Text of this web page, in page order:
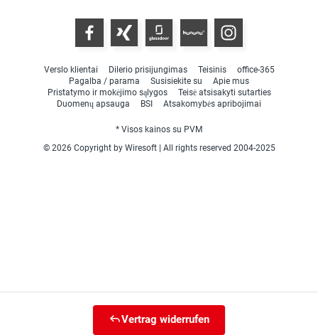
Verslo klientai Dilerio prisijungimas Teisinis
office-365
Pagalba / parama
Susisiekite su
Apie mus
Pristatymo ir mokėjimo sąlygos
Teisė atsisakyti sutarties
Duomenų apsauga
BSI Atsakomybės apribojimai
* Visos kainos su PVM
© 2026 Copyright by Wiresoft | All rights reserved 2004-2025
Vertrag widerrufen